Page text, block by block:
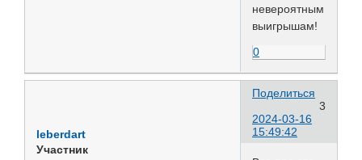
невероятным
выигрышам!
0
Поделиться
3
2024-03-16
15:49:42
leberdart
Участник